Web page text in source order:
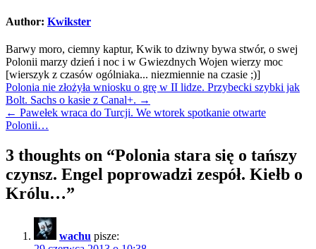
Author: Kwikster
Barwy moro, ciemny kaptur, Kwik to dziwny bywa stwór, o swej
Polonii marzy dzień i noc i w Gwiezdnych Wojen wierzy moc
[wierszyk z czasów ogólniaka... niezmiennie na czasie ;)]
Nawigacja
wpisu
Polonia nie złożyła wniosku o grę w II lidze. Przybecki szybki jak
Bolt. Sachs o kasie z Canal+. →
← Pawełek wraca do Turcji. We wtorek spotkanie otwarte
Polonii…
3 thoughts on “Polonia stara się o tańszy
czynsz. Engel poprowadzi zespół. Kiełb o
Królu…”
wachu pisze: